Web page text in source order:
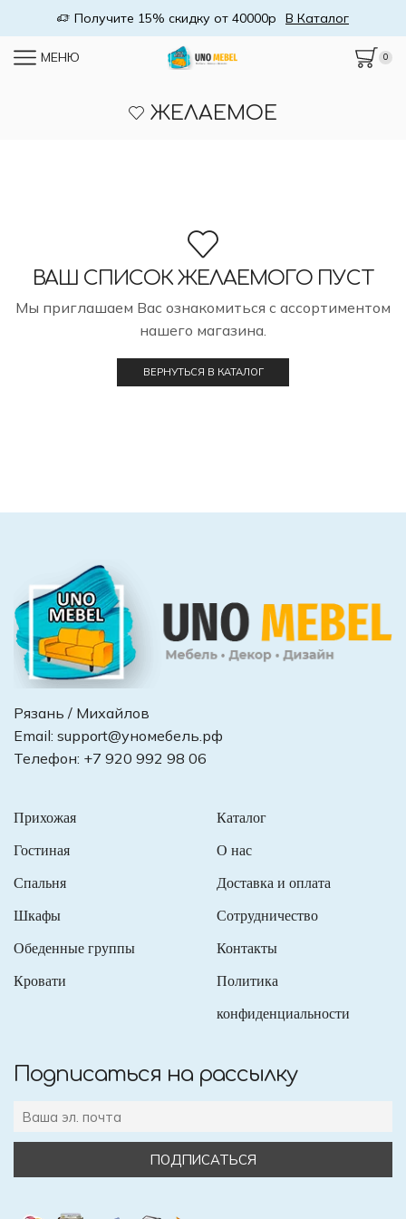
Получите 15% скидку от 40000р В Каталог
МЕНЮ 0
ЖЕЛАЕМОЕ
ВАШ СПИСОК ЖЕЛАЕМОГО ПУСТ
Мы приглашаем Вас ознакомиться с ассортиментом
нашего магазина.
ВЕРНУТЬСЯ В КАТАЛОГ
Рязань / Михайлов
Email: support@уномебель.рф
Телефон: +7 920 992 98 06
Прихожая
Гостиная
Спальня
Шкафы
Обеденные группы
Кровати
Каталог
О нас
Доставка и оплата
Сотрудничество
Контакты
Политика
конфиденциальности
Подписаться на рассылку